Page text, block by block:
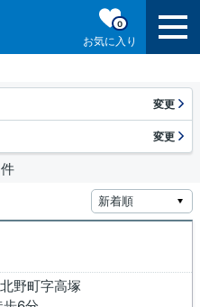
お気に入り
0
変更
変更
件
野町字高塚